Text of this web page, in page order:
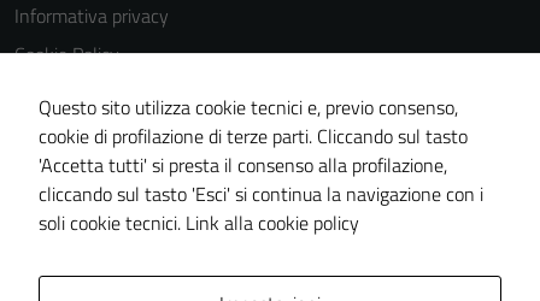
Informativa privacy
Cookie Policy
Note legali
Dichiarazione di accessibilità
Obiettivi di accessibilità
Piano di miglioramento del sito
Questo sito utilizza cookie tecnici e, previo consenso,
cookie di profilazione di terze parti. Cliccando sul tasto
'Accetta tutti' si presta il consenso alla profilazione,
cliccando sul tasto 'Esci' si continua la navigazione con i
soli cookie tecnici. Link alla cookie policy